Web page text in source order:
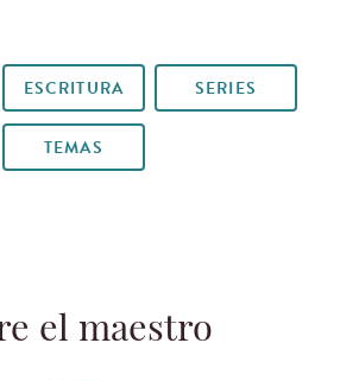
ESCRITURA SERIES
TEMAS
el maestro